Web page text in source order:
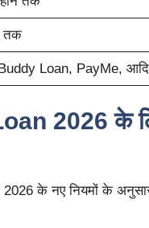
तक
Loan, PayMe, आदि
2026 के
2026 के नए नियमों के